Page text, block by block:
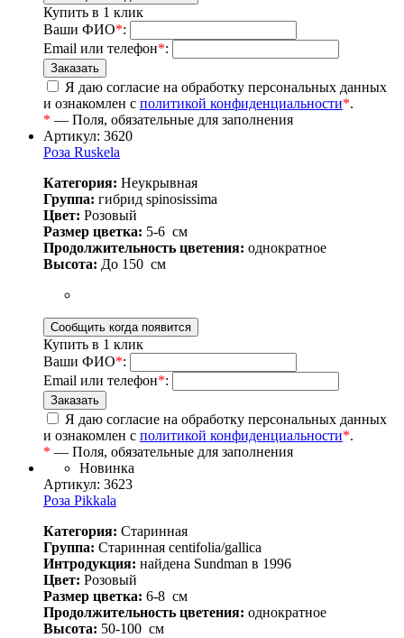
Купить в 1 клик
Ваши ФИО*:
Email или телефон*:
Я даю согласие на обработку персональных данных
и ознакомлен с политикой конфиденциальности*.
* — Поля, обязательные для заполнения
Артикул: 3620
Роза Ruskela
Категория: Неукрывная
Группа: гибрид spinosissima
Цвет: Розовый
Размер цветка: 5-6 см
Продолжительность цветения: однократное
Высота: До 150 см
Купить в 1 клик
Ваши ФИО*:
Email или телефон*:
Я даю согласие на обработку персональных данных
и ознакомлен с политикой конфиденциальности*.
* — Поля, обязательные для заполнения
Новинка
Артикул: 3623
Роза Pikkala
Категория: Старинная
Группа: Старинная centifolia/gallica
Интродукция: найдена Sundman в 1996
Цвет: Розовый
Размер цветка: 6-8 см
Продолжительность цветения: однократное
Высота: 50-100 см